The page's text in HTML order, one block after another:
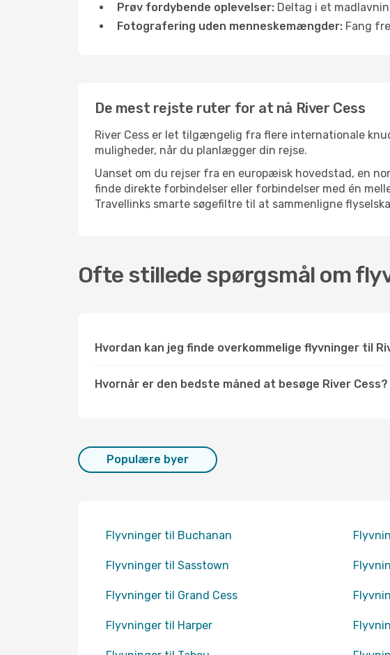
Prøv fordybende oplevelser: Deltag i et
Fotografering uden menneskemængder: Fang
De mest rejste ruter for at nå River Cess
River Cess er let tilgængelig fra flere internationale
muligheder, når du planlægger din rejse.
Uanset om du rejser fra en europæisk hovedstad, en
finde direkte forbindelser eller forbindelser med én
Travellinks smarte søgefiltre til at sammenligne
Ofte stillede spørgsmål om
Hvordan kan jeg finde overkommelige flyvninger til
Hvornår er den bedste måned at besøge River Cess?
Populære byer
Flyvninger til Buchanan
Flyvninger til Sasstown
Flyvninger til Grand Cess
Flyvninger til Harper